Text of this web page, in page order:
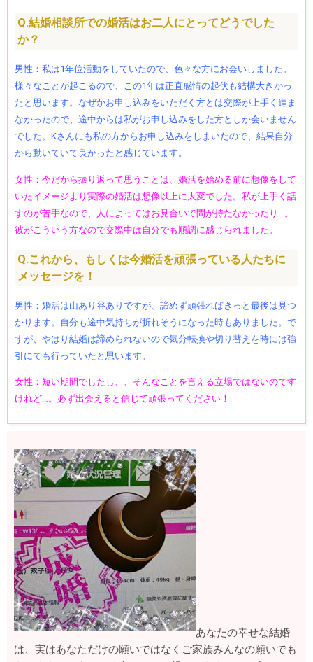
Q.結婚相談所での婚活はお二人にとってどうでした
か？
男性：私は1年位活動をしていたので、色々な方にお会いしました。
様々なことが起こるので、この1年は正直感情の起伏も結構大きかっ
たと思います。なぜかお申し込みをいただく方とは交際が上手く進ま
なかったので、途中からは私がお申し込みをした方としか会いません
でした。Kさんにも私の方からお申し込みをしまいたので、結果自分
から動いていて良かったと感じています。
女性：今だから振り返って思うことは、婚活を始める前に想像をして
いたイメージより実際の婚活は想像以上に大変でした。私が上手く話
すのが苦手なので、人によってはお見合いで間が持たなかったり…。
彼がこういう方なので交際中は自分でも順調に感じられました。
Q.これから、もしくは今婚活を頑張っている人たちに
メッセージを！
男性：婚活は山あり谷ありですが、諦めず頑張ればきっと最後は見つ
かります。自分も途中気持ちが折れそうになった時もありました。で
すが、やはり結婚は諦められないので気分転換や切り替えを時には強
引にでも行っていたと思います。
女性：短い期間でしたし、、そんなことを言える立場ではないのです
けれど…。必ず出会えると信じて頑張ってください！
あなたの幸せな結婚
は、実はあなただけの願いではなくご家族みんなの願いでも